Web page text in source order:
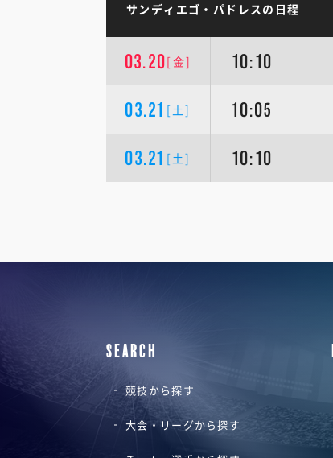
サンディエゴ・パドレスの日程
03.20[金] 10:10
03.21 [土] 10:05
03.21 [土] 10:10
SEARCH
競技から探す
大会・リーグから探す